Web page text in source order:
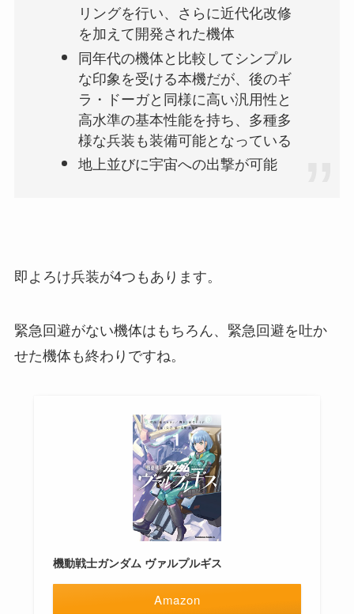
リングを行い、さらに近代化改修
を加えて開発された機体
同年代の機体と比較してシンプル
な印象を受ける本機だが、後のギ
ラ・ドーガと同様に高い汎用性と
高水準の基本性能を持ち、多種多
様な兵装も装備可能となっている
地上並びに宇宙への出撃が可能
即よろけ兵装が4つもあります。
緊急回避がない機体はもちろん、緊急回避を吐か
せた機体も終わりですね。
機動戦士ガンダム ヴァルプルギス